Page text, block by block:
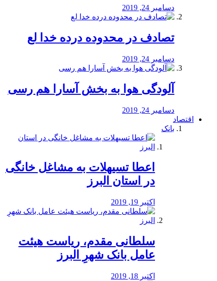
دسامبر 24, 2019
تصادف در محدوده درده خدا لع
دسامبر 24, 2019
آلودگی هوا به بخش آسارا هم رسی
دسامبر 24, 2019
اقتصاد
بانک
️اعطا تسیهلات به مشاغل خانگی
در استان البرز
اکتبر 19, 2019
سلطانی مقدم، ریاست هیئت
عامل بانک شهرِ البرز
اکتبر 18, 2019